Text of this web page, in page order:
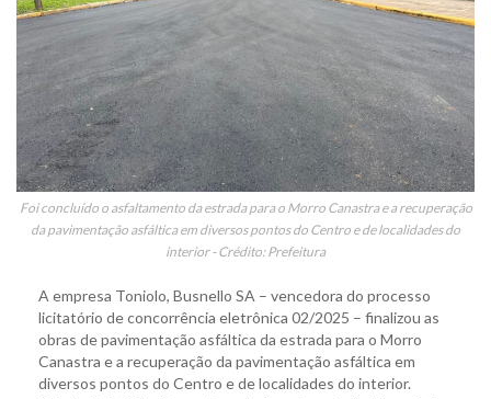
Foi concluído o asfaltamento da estrada para o Morro Canastra e a recuperação
da pavimentação asfáltica em diversos pontos do Centro e de localidades do
interior - Crédito: Prefeitura
A empresa Toniolo, Busnello SA – vencedora do processo
licitatório de concorrência eletrônica 02/2025 – finalizou as
obras de pavimentação asfáltica da estrada para o Morro
Canastra e a recuperação da pavimentação asfáltica em
diversos pontos do Centro e de localidades do interior.